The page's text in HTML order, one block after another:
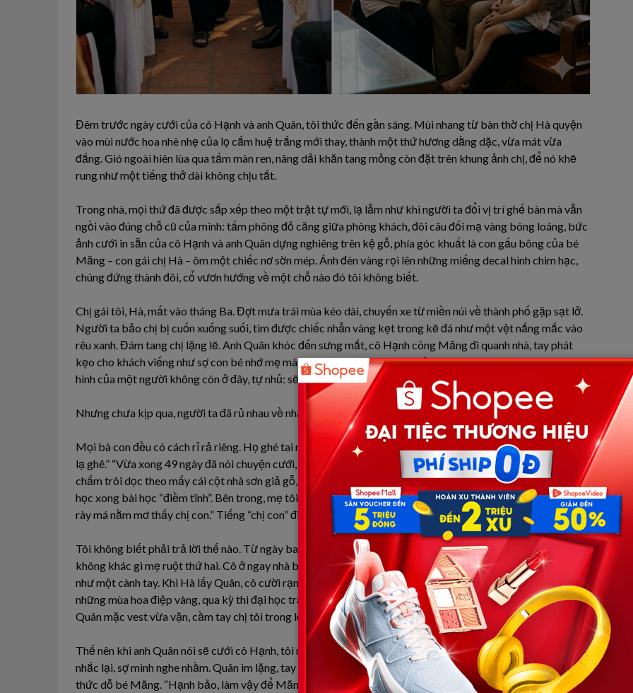
Đêm trước ngày cưới của cô Hạnh và anh Quân, tôi thức đến gần sáng. Mùi nhang từ bàn thờ chị Hà quyện
vào mùi nước hoa nhè nhẹ của lọ cắm huệ trắng mới thay, thành một thứ hương dằng dặc, vừa mát vừa
đắng. Gió ngoài hiên lùa qua tấm màn ren, nâng dải khăn tang mỏng còn đặt trên khung ảnh chị, để nó khẽ
rung như một tiếng thở dài không chịu tắt.
Trong nhà, mọi thứ đã được sắp xếp theo một trật tự mới, lạ lẫm như khi người ta đổi vị trí ghế bàn mà vẫn
ngồi vào đúng chỗ cũ của mình: tấm phông đỏ căng giữa phòng khách, đôi câu đối mạ vàng bóng loáng, bức
ảnh cưới in sẵn của cô Hạnh và anh Quân dựng nghiêng trên kệ gỗ, phía góc khuất là con gấu bông của bé
Măng – con gái chị Hà – ôm một chiếc nơ sờn mép. Ánh đèn vàng rọi lên những miếng decal hình chim hạc,
chúng đứng thành đôi, cổ vươn hướng về một chỗ nào đó tôi không biết.
Chị gái tôi, Hà, mất vào tháng Ba. Đợt mưa trái mùa kéo dài, chuyến xe từ miền núi về thành phố gặp sạt lở.
Người ta bảo chị bị cuốn xuống suối, tìm được chiếc nhẫn vàng kẹt trong kẽ đá như một vệt nắng mắc vào
rêu xanh. Đám tang chị lặng lẽ. Anh Quân khóc đến sưng mắt, cô Hạnh cõng Măng đi quanh nhà, tay phát
kẹo cho khách viếng như sợ con bé nhớ mẹ mà đòi. Tôi đặt tay lên khung ảnh, ngón tay chạm vào làn da vô
hình của một người không còn ở đây, tự nhủ: sẽ qua thôi, sẽ qua.
Nhưng chưa kịp qua, người ta đã rủ nhau về nhà tôi ăn cưới.
Mọi bà con đều có cách rỉ rả riêng. Họ ghé tai nhau thì thầm ngoài hiên: “Mỗi người mỗi phận… nhưng cũng
lạ ghê.” “Vừa xong 49 ngày đã nói chuyện cưới, nej?” “Cô ruột mà lấy rể của anh trai mình…” Những dấu ba
chấm trôi dọc theo mấy cái cột nhà sơn giả gỗ, dừng ở mắt tôi. Tôi ngẩng lên, mỉm cười như một người vừa
học xong bài học “điềm tĩnh”. Bên trong, mẹ tôi bưng mâm xôi gấc đặt lên bàn thờ. Bà nhìn tôi, yếu ớt: “Hổm
rày má nằm mơ thấy chị con.” Tiếng “chị con” đi qua cổ họng bà như hòn sỏi.
Tôi không biết phải trả lời thế nào. Từ ngày ba mất sớm, cô Hạnh – em ruột của ba – lăn lộn với mẹ con tôi
không khác gì mẹ ruột thứ hai. Cô ở ngay nhà bên, cái sân nhỏ nối giữa hai nhà có hàng giấy đỏ leo qua leo lại
như một cành tay. Khi Hà lấy Quân, cô cười rạng rỡ như người gả con gái. Họ yêu nhau từ lớp 12, đi qua
những mùa hoa điệp vàng, qua kỳ thi đại học trầy trật, qua cảnh nhà Quân nghèo như gió mùa. Rồi một ngày,
Quân mặc vest vừa vặn, cầm tay chị tôi trong lễ cưới, còn cô đứng cạnh mẹ, lau nước mắt.
Thế nên khi anh Quân nói sẽ cưới cô Hạnh, tôi nghe tiếng thủy tinh rạn đâu đó trong đầu. “Cưới… cô?” Tôi
nhắc lại, sợ mình nghe nhầm. Quân im lặng, tay anh siết chặt quai ly cà phê, mắt đỏ ngầu vì đêm nào cũng
thức dỗ bé Măng. “Hạnh bảo, làm vậy để Măng có đủ cả cha lẫn mẹ… để có người đứng tên cùng anh, lo